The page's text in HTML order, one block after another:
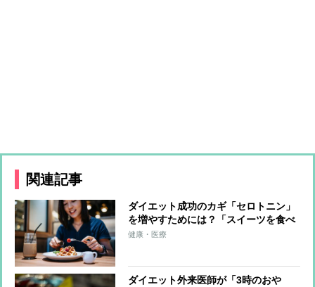
関連記事
ダイエット成功のカギ「セロトニン」
を増やすためには？「スイーツを食べ
る」「噛む」「泣く」など7つの方法
健康・医療
ダイエット外来医師が「3時のおや